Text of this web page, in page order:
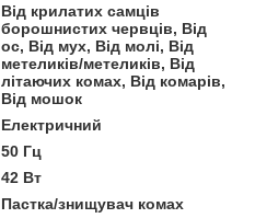
Від крилатих самців
борошнистих червців, Від
ос, Від мух, Від молі, Від
метеликів/метеликів, Від
літаючих комах, Від комарів,
Від мошок
Електричний
50 Гц
42 Вт
Пастка/знищувач комах